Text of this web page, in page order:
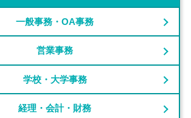
一般事務・OA事務
営業事務
学校・大学事務
経理・会計・財務